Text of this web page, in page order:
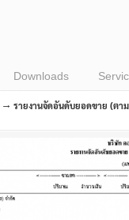
Downloads
→ รายงานจัดอันดับยอดขาย (ตา